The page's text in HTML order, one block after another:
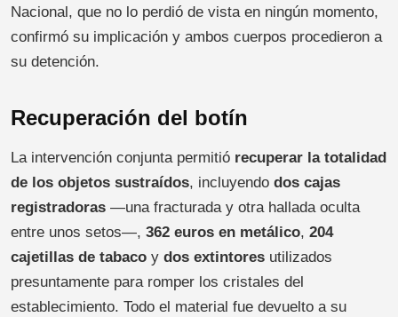
Nacional, que no lo perdió de vista en ningún momento,
confirmó su implicación y ambos cuerpos procedieron a
su detención.
Recuperación del botín
La intervención conjunta permitió recuperar la totalidad
de los objetos sustraídos, incluyendo dos cajas
registradoras —una fracturada y otra hallada oculta
entre unos setos—, 362 euros en metálico, 204
cajetillas de tabaco y dos extintores utilizados
presuntamente para romper los cristales del
establecimiento. Todo el material fue devuelto a su